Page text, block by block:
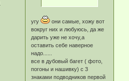
угу
они самые, хожу вот
вокруг них и любуюсь, да же
дарить уже не хочу,а
оставить себе наверное
надо......
все в дубовый багет ( фото,
погоны и нашивку) с 3
знаками подводников первой